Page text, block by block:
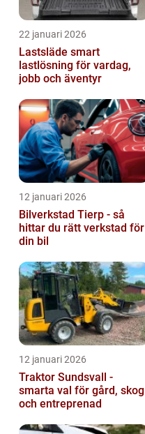
22 januari 2026
Lastsläde smart
lastlösning för vardag,
jobb och äventyr
12 januari 2026
Bilverkstad Tierp - så
hittar du rätt verkstad för
din bil
12 januari 2026
Traktor Sundsvall -
smarta val för gård, skog
och entreprenad